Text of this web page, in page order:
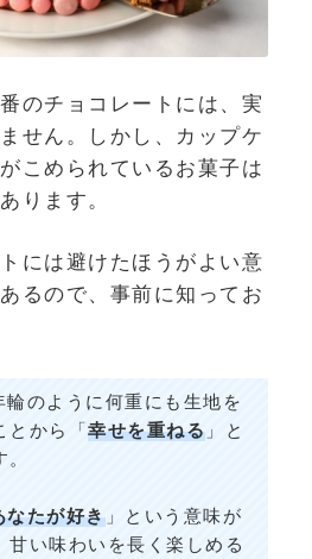
のチョコレートには、実
せん。しかし、カップケ
こめられているお菓子は
ります。
には避けたほうがよい意
るので、事前に知ってお
のように何重にも生地を
とから「幸せを重ねる 」と
なたが好き」という意味が
甘い味わいを長く楽しめる